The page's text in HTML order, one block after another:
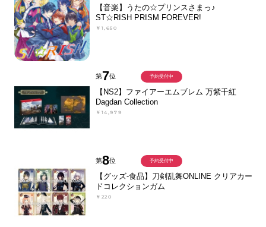
【音楽】うたの☆プリンスさまっ♪
ST☆RISH PRISM FOREVER!
￥1,650
第7位
【NS2】ファイアーエムブレム 万紫千紅
Dagdan Collection
￥14,979
予約受付中
第8位
【グッズ-食品】刀剣乱舞ONLINE クリアカー
ドコレクションガム
￥220
予約受付中